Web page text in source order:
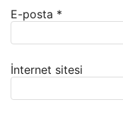
E-posta *
İnternet sitesi